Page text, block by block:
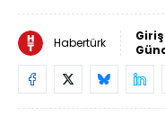
Habertürk